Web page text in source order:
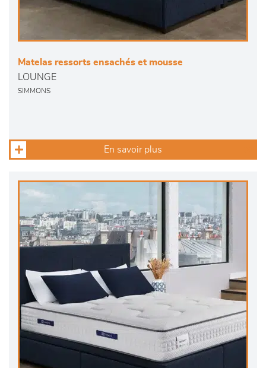
Matelas ressorts ensachés et mousse
LOUNGE
SIMMONS
En savoir plus